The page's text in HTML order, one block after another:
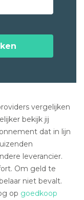
vergelijken
bekijk jij
dat in lijn
leverancier.
Om geld te
niet bevalt.
op goedkoop